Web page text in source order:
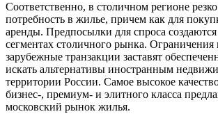
Соответственно, в столичном регионе резко
потребность в жилье, причем как для
аренды. Предпосылки для спроса
сегментах столичного рынка. Ограничения
зарубежные транзакции заставят
искать альтернативы иностранным
территории России. Самое высокое
бизнес-, премиум- и элитного класса
московский рынок жилья.